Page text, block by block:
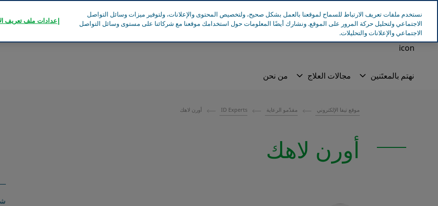
انتقل إلى المحتوى الرئيسي
موقع تيفا الإلكتروني مقدّمو الرعاية ID Experts أورن لاهك
أورن لاهك
نستخدم ملفات تعريف الارتباط للسماح لموقعنا بالعمل بشكل صحيح، ولتخصيص المحتوى والإعلانات، ولتوفير ميزات وسائل التواصل
الاجتماعي ولتحليل حركة المرور على الموقع. ونشارك أيضًا المعلومات حول استخدامك موقعنا مع شركائنا على مستوى وسائل التواصل
الاجتماعي والإعلانات والتحليلات.
إعدادات ملف تعريف